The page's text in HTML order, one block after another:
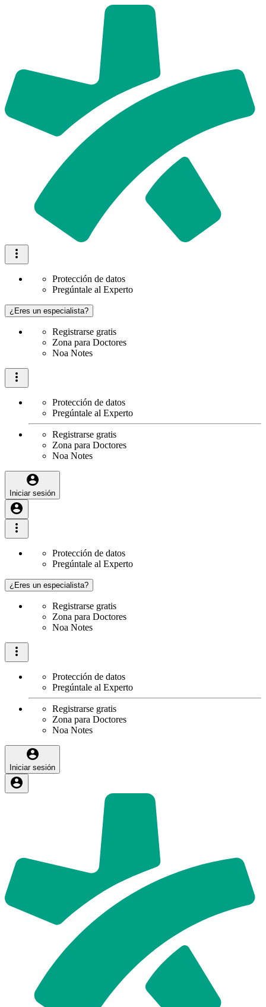
Protección de datos
Pregúntale al Experto
¿Eres un especialista?
Registrarse gratis
Zona para Doctores
Noa Notes
Protección de datos
Pregúntale al Experto
Registrarse gratis
Zona para Doctores
Noa Notes
Iniciar sesión
Protección de datos
Pregúntale al Experto
¿Eres un especialista?
Registrarse gratis
Zona para Doctores
Noa Notes
Protección de datos
Pregúntale al Experto
Registrarse gratis
Zona para Doctores
Noa Notes
Iniciar sesión